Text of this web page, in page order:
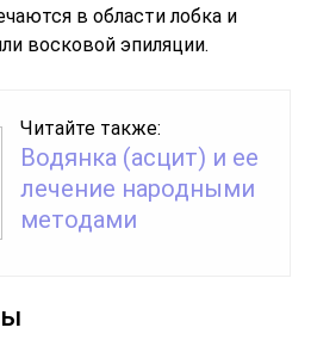
в области лобка и
восковой эпиляции.
Читайте также:
Водянка (асцит) и ее
лечение народными
методами